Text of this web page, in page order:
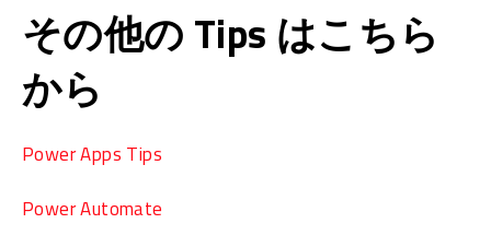
その他の Tips はこちら
から
Power Apps Tips
Power Automate